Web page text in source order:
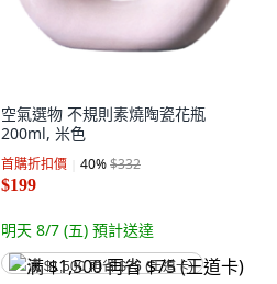
空氣選物 不規則素燒陶瓷花瓶
200ml, 米色
首購折扣價 40%$332
$199
明天 8/7 (五) 預計送達
满 $1,500 再省 $75 (王道卡)